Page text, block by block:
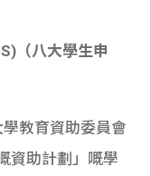
（八大學生申
教育資助委員會
資助計劃」嘅學